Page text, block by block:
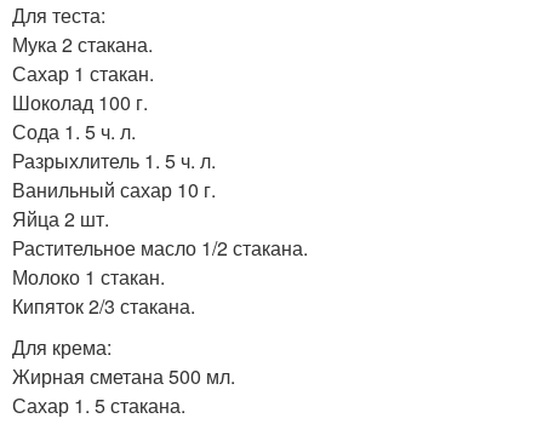
Для теста:
Мука 2 стакана.
Сахар 1 стакан.
Шоколад 100 г.
Сода 1. 5 ч. л.
Разрыхлитель 1. 5 ч. л.
Ванильный сахар 10 г.
Яйца 2 шт.
Растительное масло 1/2 стакана.
Молоко 1 стакан.
Кипяток 2/3 стакана.
Для крема:
Жирная сметана 500 мл.
Сахар 1. 5 стакана.